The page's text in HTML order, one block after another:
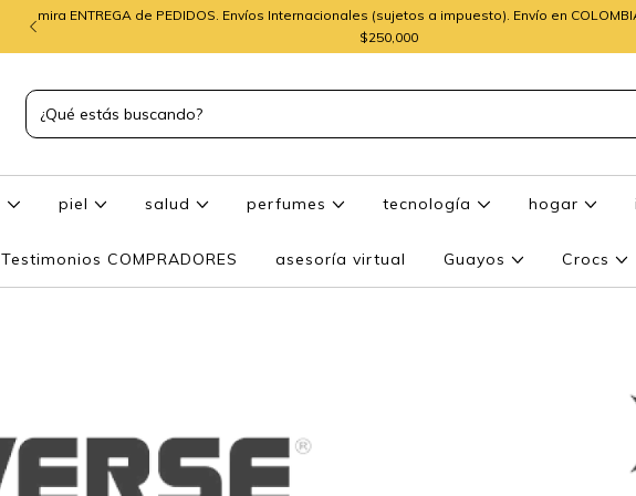
mira ENTREGA de PEDIDOS. Envíos Internacionales (sujetos a impuesto). Envío en
$250,000
piel salud perfumes tecnología hogar
Testimonios COMPRADORES asesoría virtual Guayos Crocs